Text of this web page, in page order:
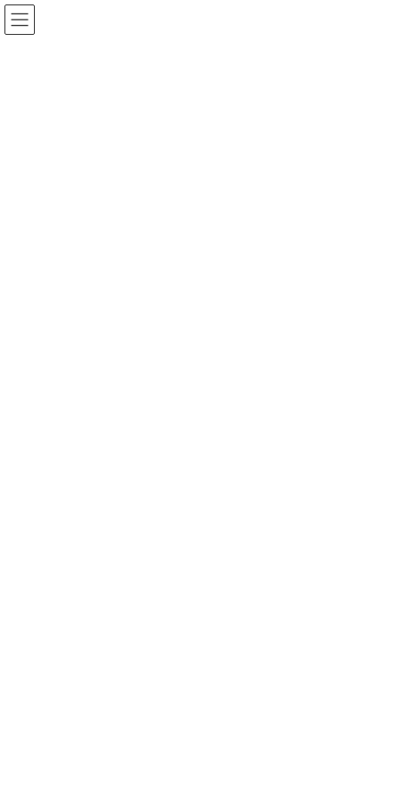
コ
ン
テ
ナ
ビ
ゲ